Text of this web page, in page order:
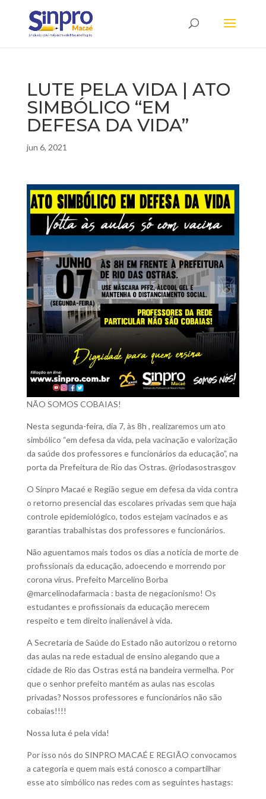
LUTE PELA VIDA | ATO
SIMBÓLICO “EM
DEFESA DA VIDA”
jun 6, 2021
NÃO SOMOS COBAIAS!
Nesta segunda-feira, dia 7, às 8h , realizaremos um ato
simbólico “em defesa da vida, pela vacinação e valorização
da saúde dos professores e funcionários da educação”, na
porta da Prefeitura de Rio das Ostras. @riodasostrasgov
O Sinpro Macaé e Região segue em defesa da vida contra
o retorno presencial das escolares privadas sem que haja
controle epidemiológico, todos estejam vacinados e as
garantias trabalhistas dos professores e funcionários.
Não aguentamos mais todos os dias a notícia de morte de
profissionais da educação, adoecendo e morrendo por
corona vírus. Prefeito Marcelino Borba
@marcelinodafarmacia : basta de negacionismo! Os
estudantes e profissionais da educação merecem
respeito e tem direito inalienável à vida.
A Secretaria de Saúde do Estado não autorizou o retorno
das aulas na rede estadual de ensino alegando que a
cidade de Rio das Ostras está na bandeira vermelha. Por
que o senhor prefeito mantém as aulas nas escolas
privadas? Nossos professores e funcionários não são
cobaias!!!!
Nossa luta é pela vida!
Por isso nós do SINPRO MACAÉ E REGIÃO convocamos
a categoria e quem mais está conosco a compartilhar
esse ato simbólico nas redes com as seguintes hastags: